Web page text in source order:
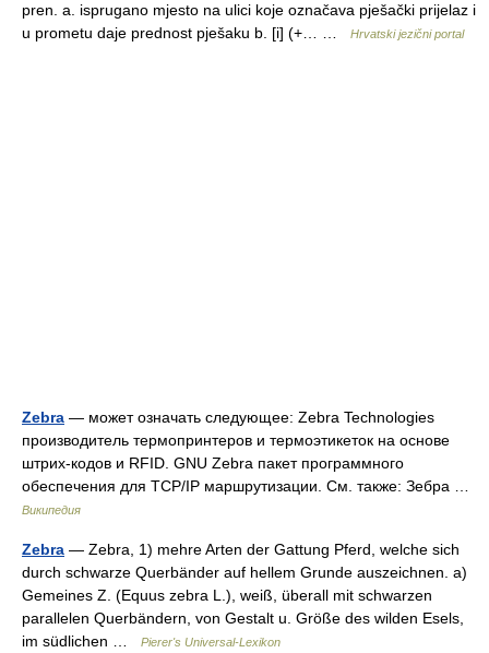
pren. a. isprugano mjesto na ulici koje označava pješački prijelaz i
u prometu daje prednost pješaku b. [i] (+… …
Hrvatski jezični portal
Zebra — может означать следующее: Zebra Technologies
производитель термопринтеров и термоэтикеток на основе
штрих‐кодов и RFID. GNU Zebra пакет программного
обеспечения для TCP/IP маршрутизации. См. также: Зебра …
Википедия
Zebra — Zebra, 1) mehre Arten der Gattung Pferd, welche sich
durch schwarze Querbänder auf hellem Grunde auszeichnen. a)
Gemeines Z. (Equus zebra L.), weiß, überall mit schwarzen
parallelen Querbändern, von Gestalt u. Größe des wilden Esels,
im südlichen …
Pierer's Universal-Lexikon